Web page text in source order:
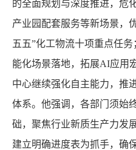
的全面规划与深度推进，危
产业园配套服务等新场景，
五五”化工物流十项重点任
能化场景落地，拓展AI应用
中心继续强化自主能力，推
体系。他强调，各部门须始
础，聚焦行业新质生产力发
建立明确进度表为抓手，确